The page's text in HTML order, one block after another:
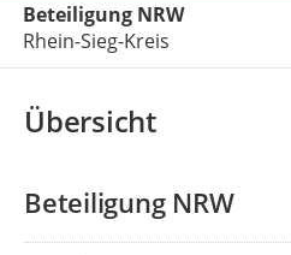
Beteiligung NRW
Rhein-Sieg-Kreis
Übersicht
Beteiligung NRW